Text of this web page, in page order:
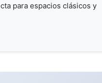
para espacios clásicos y